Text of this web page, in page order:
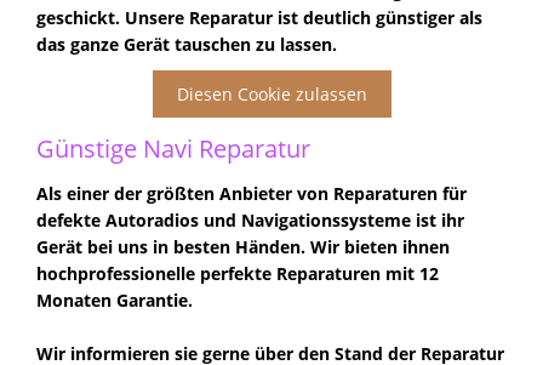
geschickt. Unsere Reparatur ist deutlich günstiger als
das ganze Gerät tauschen zu lassen.
Diesen Cookie zulassen
Günstige Navi Reparatur
Als einer der größten Anbieter von Reparaturen für
defekte Autoradios und Navigationssysteme ist ihr
Gerät bei uns in besten Händen. Wir bieten ihnen
hochprofessionelle perfekte Reparaturen mit 12
Monaten Garantie.
Wir informieren sie gerne über den Stand der Reparatur